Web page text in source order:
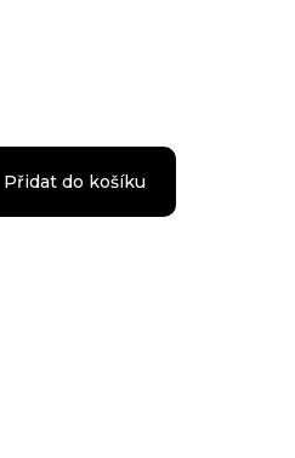
Přidat do košíku